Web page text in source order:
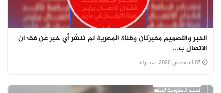
الخبر والتصميم مفبركان وقناة المهرية لم تنشر أي خبر عن فقدان
الاتصال ب...
· مفبرك